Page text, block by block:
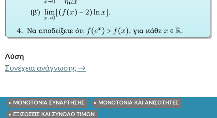
Λύση
Συνέχεια ανάγνωσης 80 ΜΟΝΟΤΟΝΙΑ – ΣΥΝΟΛΟ ΤΙΜΩΝ –
→
ΜΟΝΟΤΟΝΙΑ ΣΥΝΑΡΤΗΣΗΣ ΜΟΝΟΤΟΝΙΑ ΚΑΙ ΑΝΙΣΟΤΗΤΕΣ
ΕΞΙΣΩΣΕΙΣ ΚΑΙ ΣΥΝΟΛΟ ΤΙΜΩΝ